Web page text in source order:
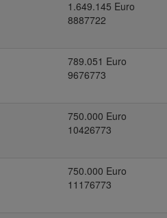
1.649.145 Euro
8887722
789.051 Euro
9676773
750.000 Euro
10426773
750.000 Euro
11176773